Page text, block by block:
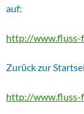
auf:
http://www.fluss-
Zurück zur
http://www.fluss-